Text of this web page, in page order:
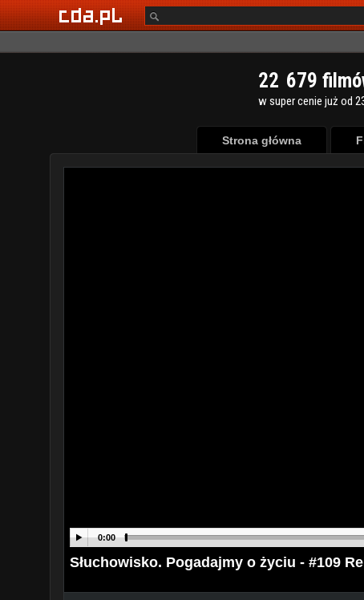
22 679
w super cenie już od
Strona główna
0:00
Słuchowisko. Pogadajmy o życiu - #109